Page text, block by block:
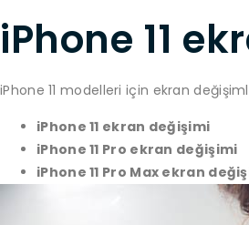
iPhone 11
iPhone 11 modelleri için ekran
iPhone 11 ekran değişimi
iPhone 11 Pro ekran değişimi
iPhone 11 Pro Max ekran